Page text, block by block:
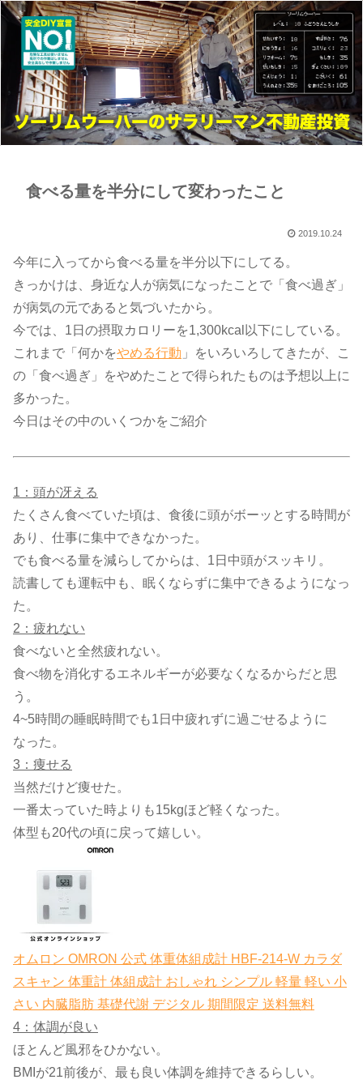
食べる量を半分にして変わったこと
2019.10.24
今年に入ってから食べる量を半分以下にしてる。
きっかけは、身近な人が病気になったことで「食べ過ぎ」
が病気の元であると気づいたから。
今では、1日の摂取カロリーを1,300kcal以下にしている。
これまで「何かを​やめる行動 ​」をいろいろしてきたが、こ
の「食べ過ぎ」をやめたことで得られたものは予想以上に
多かった。
今日はその中のいくつかをご紹介
1：頭が冴える
たくさん食べていた頃は、食後に頭がボーッとする時間が
あり、仕事に集中できなかった。
でも食べる量を減らしてからは、1日中頭がスッキリ。
読書しても運転中も、眠くならずに集中できるようになっ
た。
2：疲れない
食べないと全然疲れない。
食べ物を消化するエネルギーが必要なくなるからだと思
う。
4~5時間の睡眠時間でも1日中疲れずに過ごせるように
なった。
3：痩せる
当然だけど痩せた。
一番太っていた時よりも15kgほど軽くなった。
体型も20代の頃に戻って嬉しい。
オムロン OMRON 公式 体重体組成計 HBF-214-W カラダ
スキャン 体重計 体組成計 おしゃれ シンプル 軽量 軽い 小
さい 内臓脂肪 基礎代謝 デジタル 期間限定 送料無料
4：体調が良い
ほとんど風邪をひかない。
BMIが21前後が、最も良い体調を維持できるらしい。